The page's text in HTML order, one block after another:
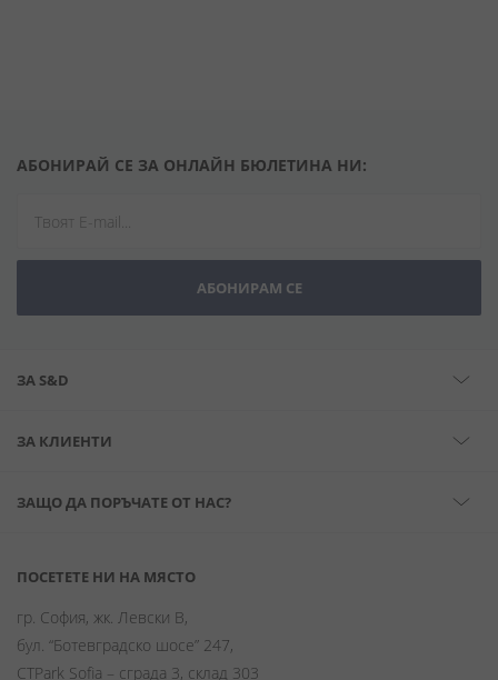
АБОНИРАЙ СЕ ЗА ОНЛАЙН БЮЛЕТИНА НИ:
АБОНИРАМ СЕ
ЗА S&D
ЗА КЛИЕНТИ
ЗАЩО ДА ПОРЪЧАТЕ ОТ НАС?
ПОСЕТЕТЕ НИ НА МЯСТО
гр. София, жк. Левски В,
бул. “Ботевградско шосе” 247,
CTPark Sofia – сграда 3, склад 303